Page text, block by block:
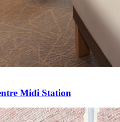
Midi Station